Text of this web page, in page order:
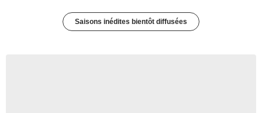
Saisons inédites bientôt diffusées